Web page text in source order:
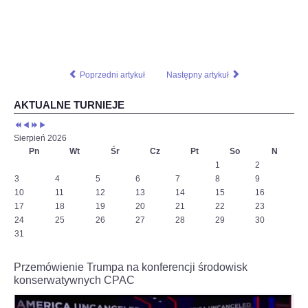
wywiadzie
dla
Interia.pl
szachista.
więcej
na
https://sport.interia.pl/szachy/news-
jan-
krzysztof-
interia-
pl-
stoczylbym-
Poprzedni artykuł Następny artykuł
AKTUALNE TURNIEJE
Sierpień 2026
Pn
Wt Śr Cz Pt So
N
1
2
3
4 5 6 7 8
9
10
11 12 13 14 15
16
17
18 19 20 21 22
23
24
25 26 27 28 29
30
31
Przemówienie Trumpa na konferencji środowisk
konserwatywnych CPAC